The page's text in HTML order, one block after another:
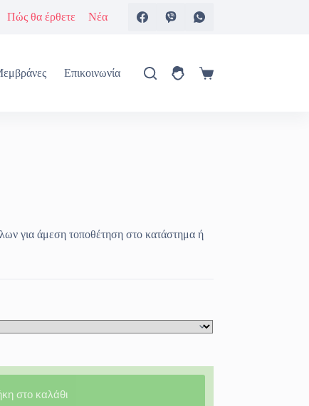
Πώς θα έρθετε Νέα
Επικοινωνία
Καλάθι
για άμεση τοποθέτηση στο κατάστημα ή
στο καλάθι